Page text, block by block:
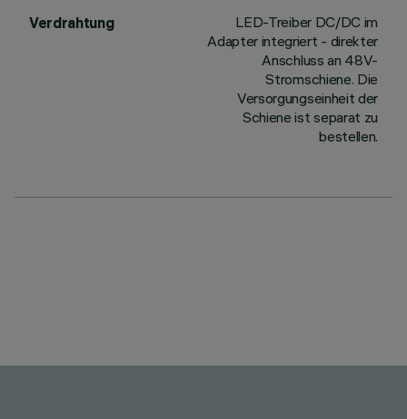
Verdrahtung
LED-Treiber DC/DC im
Adapter integriert - direkter
Anschluss an 48V-
Stromschiene. Die
Versorgungseinheit der
Schiene ist separat zu
bestellen.